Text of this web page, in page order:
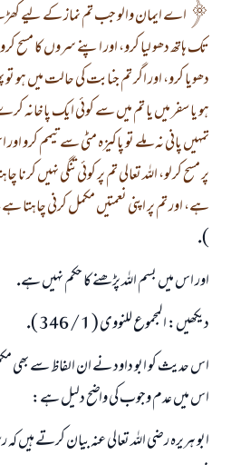
اے ايمان والو جب تم نماز كے ليے
تك ہاتھ دھو ليا كرو، اور اپنے سروں كا مسح
دھويا كرو، اور اگر تم جنابت كى حالت ميں ہو
ہو يا سفر ميں يا تم ميں سے كوئى ايك
تمہيں پانى نہ ملے تو پاكيزہ مٹى سے تيمم
پر مسح كرلو، اللہ تعالى تم پر كوئى تنگى نہيں كرنا
ہے، اور تم پر اپنى نعمتيں مكمل كرنى چاہتا
).
اور اس ميں بسم اللہ پڑھنے كا حكم نہيں ہے.
ديكھيں: المجموع للنووى ( 1 / 346 ).
اس حديث كو ابو داود نے ان الفاظ سے بھى
اس ميں عدم وجوب كى واضح دليل ہے:
ابو ہريرہ رضى اللہ تعالى عنہ بيان كرتے ہيں